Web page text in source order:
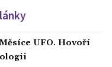
UFO. Hovoří